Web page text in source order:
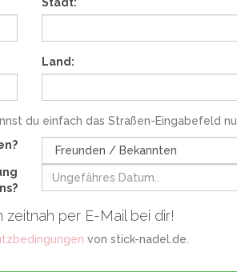
Land:
du einfach das Straßen-Eingabefeld
zeitnah per E-Mail bei dir!
von stick-nadel.de.